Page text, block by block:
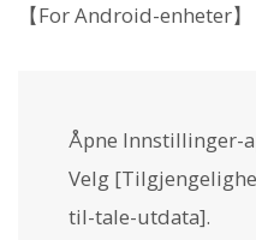
【For Android-enheter】
Åpne Innstillinger-
Velg
til-tale-utdata].